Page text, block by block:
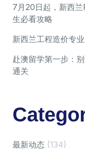
7月20日起，新西
生必看攻略
新西兰工程造价专
赴澳留学第一步：
通关
最新动态 (134)